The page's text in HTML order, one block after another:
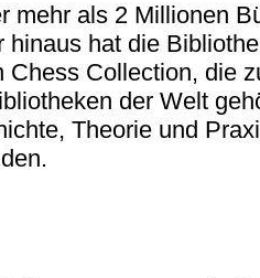
mehr als 2 Millionen
hinaus hat die
Chess Collection, die
der Welt
Theorie und